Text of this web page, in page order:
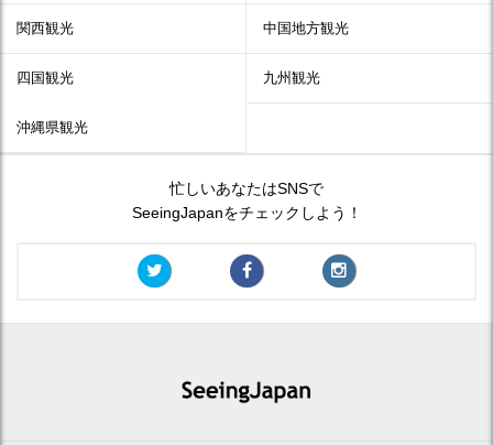
関西観光 中国地方観光
四国観光 九州観光
沖縄県観光
忙しいあなたはSNSで
SeeingJapanをチェックしよう！